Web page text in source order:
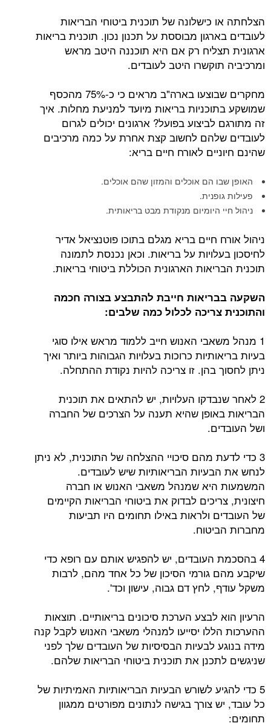
הצלחתה או כישלונה של תוכנית ביטוחי הבריאות
לעובדים בארגון מבוססת על תכנון נכון. תוכנית בריאות
ארגונית תצליח רק אם היא תוכננה היטב מראש
ומרכיביה תוקשרו היטב לעובדים.
מחקרים שבוצעו בארה"ב מראים כי כ-75% מהכסף
שמושקע בתוכניות בריאות מיועד למניעת מחלות. איך
זה מתורגם לביצוע בפועל? ארגונים יכולים לגרום
לעובדים שלהם לחשוב קצת אחרת על כמה מרכיבים
שהינם חיוניים לאורח חיים בריא:
האופן שבו הם אוכלים והמזון שהם אוכלים.
פעילות גופנית.
ניהול חיי היומיום מנקודת מבט בריאותית.
ניהול אורח חיים בריא מגלם בתוכו פוטנציאל אדיר
לחיסכון בעלויות על בריאות. וכאן נכנסת לתמונה
תוכנית הבריאות הארגונית הכוללת ביטוחי בריאות.
השקעה בבריאות חייבת להתבצע בצורה חכמה
והתוכנית צריכה לכלול כמה שלבים:
1 מנהל משאבי האנוש חייב ללמוד מראש אילו סוגי
בעיות בריאותיות כרוכות בעלויות הגבוהות ביותר ואיך
ניתן לחסוך בהן. זו צריכה להיות נקודת ההתחלה.
2 לאחר שנבדקו העלויות, יש להתאים את תוכנית
הבריאות באופן שהיא תענה על הצרכים של החברה
ושל העובדים.
3 כדי לדעת מהם סיכויי ההצלחה של התוכנית, לא ניתן
לנחש את הבעיות הבריאותיות שיש לעובדים.
המשמעות היא שמנהל משאבי האנוש או חברה
חיצונית, צריכים לבדוק את ביטוחי הבריאות הקיימים
של העובדים ולראות באילו תחומים היו תביעות
מחברות הביטוח.
4 בהסכמת העובדים, יש להפגיש אותם עם רופא כדי
שיקבע מהם גורמי הסיכון של כל אחד מהם, לרבות
משקל עודף, לחץ דם גבוה, עישון וכד'.
הרעיון הוא לבצע הערכת סיכונים בריאותיים. תוצאות
ההערכות הללו יסייעו למנהלי משאבי האנוש לקבל קנה
מידה בנוגע לבעיות הבסיסיות של העובדים שלך לפני
שניגשים לתכנן את תוכנית ביטוחי הבריאות שלהם.
5 כדי להגיע לשורש הבעיות הבריאותיות האמיתיות של
כל עובד, יש צורך בגישה לנתונים מפורטים ממגוון
תחומים: